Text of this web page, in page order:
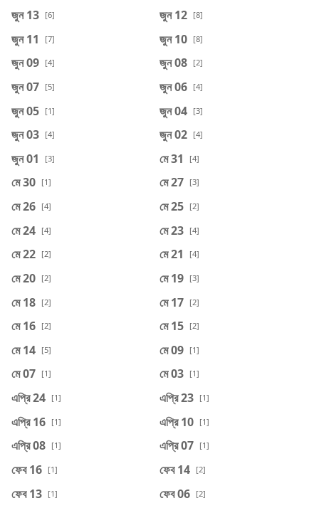
জুন 13 [6] জুন 12 [8]
জুন 11 [7] জুন 10 [8]
জুন 09 [4] জুন 08 [2]
জুন 07 [5] জুন 06 [4]
জুন 05 [1] জুন 04 [3]
জুন 03 [4] জুন 02 [4]
জুন 01 [3] মে 31 [4]
মে 30 [1] মে 27 [3]
মে 26 [4] মে 25 [2]
মে 24 [4] মে 23 [4]
মে 22 [2] মে 21 [4]
মে 20 [2] মে 19 [3]
মে 18 [2] মে 17 [2]
মে 16 [2] মে 15 [2]
মে 14 [5] মে 09 [1]
মে 07 [1] মে 03 [1]
এপ্রি 24 [1] এপ্রি 23 [1]
এপ্রি 16 [1] এপ্রি 10 [1]
এপ্রি 08 [1] এপ্রি 07 [1]
ফেব 16 [1] ফেব 14 [2]
ফেব 13 [1] ফেব 06 [2]